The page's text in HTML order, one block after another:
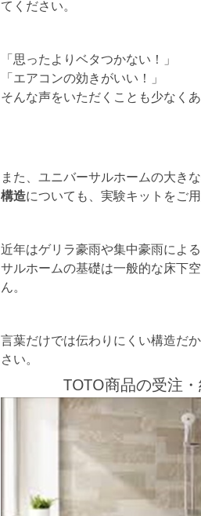
てください。
「思ったよりベタつかない！」
「エアコンの効きがいい！」
そんな声をいただくことも少なくあ
また、ユニバーサルホームの大き
構造についても、実験キットをご用
近年はゲリラ豪雨や集中豪雨によ
サルホームの基礎は一般的な床下
ん。
言葉だけでは伝わりにくい構造だ
さい。
TOTO商品の受注